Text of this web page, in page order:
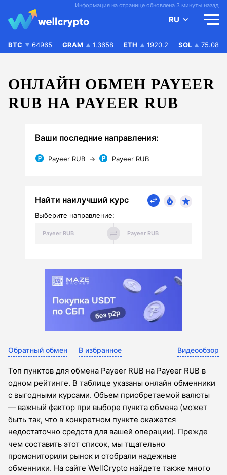
Информация на странице обновлена 3 минуты назад
RU
BTC 64965 GRAM 1.3658 ETH 1920.2 SOL 75.08
ОНЛАЙН ОБМЕН PAYEER
RUB НА PAYEER RUB
Ваши последние направления:
Payeer RUB → Payeer RUB
Найти наилучший курс
Выберите направление:
Обратный обмен В избранное Видеообзор
Топ пунктов для обмена Payeer RUB на Payeer RUB в
одном рейтинге. В таблице указаны онлайн обменники
с выгодными курсами. Объем приобретаемой валюты
— важный фактор при выборе пункта обмена (может
быть так, что в конкретном пункте окажется
недостаточно средств для вашей операции). Прежде
чем составить этот список, мы тщательно
промониторили рынок и отобрали надежные
обменники. На сайте WellCrypto найдете также много